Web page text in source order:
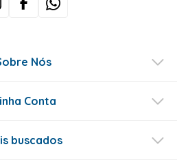
Nós
Conta
buscados